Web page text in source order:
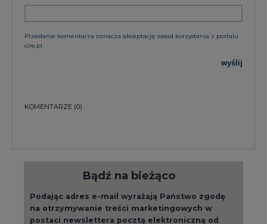
Przesłanie komentarza oznacza akceptację zasad korzystania z portalu
cire.pl
wyślij
KOMENTARZE (0)
Bądź na bieżąco
Podając adres e-mail wyrażają Państwo zgodę
na otrzymywanie treści marketingowych w
postaci newslettera pocztą elektroniczną od